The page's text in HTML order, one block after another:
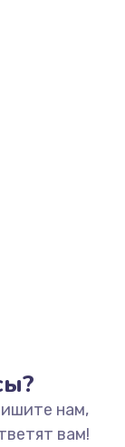
нам,
вам!